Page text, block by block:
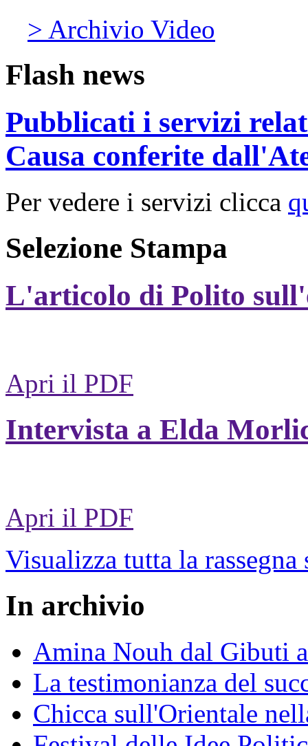
> Archivio Video
Flash news
Pubblicati i servizi
Causa conferite
Per vedere i servizi clicca
Selezione Stampa
L'articolo di Polito
Apri il PDF
Intervista a Elda
Apri il PDF
Visualizza tutta la rassegna
In archivio
Amina Nouh dal Gibuti
La testimonianza del
Chicca sull'Orientale